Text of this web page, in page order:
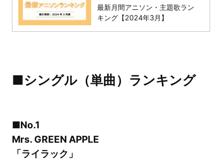
最新月間アニソン・主題歌ラン
キング【2024年3月】
■シングル（単曲）ランキング
■No.1
Mrs. GREEN APPLE
「ライラック」